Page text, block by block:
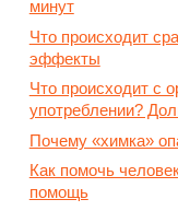
минут
Что происходит
эффекты
Что происходит с
употреблении?
Почему «химка»
Как помочь
помощь